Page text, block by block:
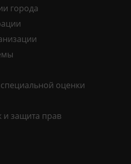
города
оценки
и защита прав